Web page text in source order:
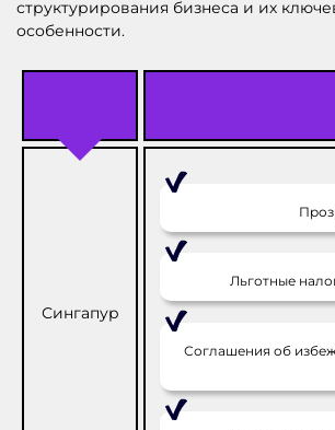
структурирования бизнеса и их
особенности.
Сингапур
Льготные
Соглашения об